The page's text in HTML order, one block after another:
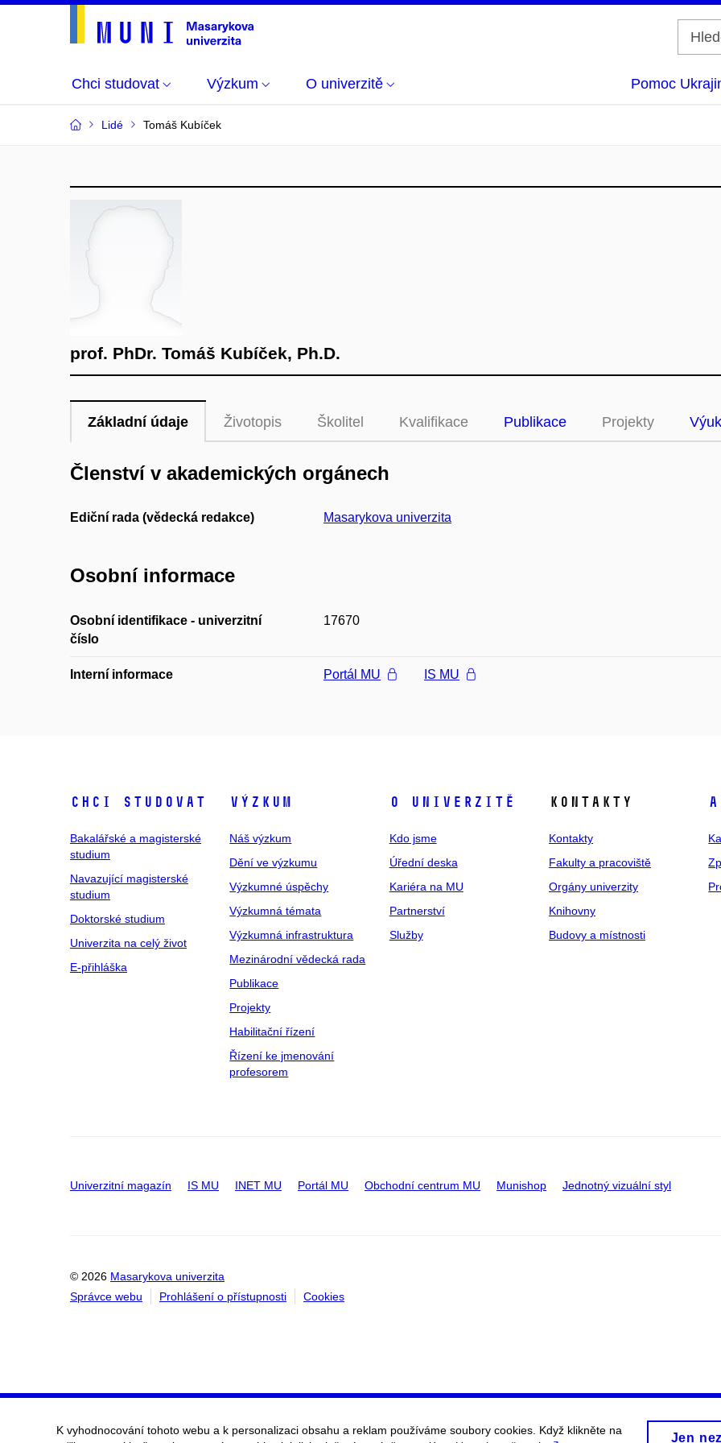
Chci studovat Výzkum O univerzitě Pomoc
Lidé Tomáš Kubíček
prof. PhDr. Tomáš Kubíček, Ph.D.
Základní údaje Životopis Školitel Kvalifikace Publikace Projekty
Členství v akademických orgánech
Ediční rada (vědecká redakce) Masarykova univerzita
Osobní informace
Osobní identifikace - univerzitní
číslo
17670
Interní informace Portál MU IS MU
Chci studovat
Bakalářské a magisterské
studium
Navazující magisterské
studium
Doktorské studium
Univerzita na celý život
E-přihláška
Výzkum
Náš výzkum
Dění ve výzkumu
Výzkumné úspěchy
Výzkumná témata
Výzkumná infrastruktura
Mezinárodní vědecká rada
Publikace
Projekty
Habilitační řízení
Řízení ke jmenování
profesorem
O univerzitě
Kdo jsme
Úřední deska
Kariéra na MU
Partnerství
Služby
Kontakty
Kontakty
Fakulty a pracoviště
Orgány univerzity
Knihovny
Budovy a místnosti
Univerzitní magazín IS MU INET MU Portál MU Obchodní centrum MU Munishop Jednotný vizuální styl
© 2026 Masarykova univerzita
Správce webu
Prohlášení o přístupnosti Cookies
K vyhodnocování tohoto webu a k personalizaci obsahu a reklam používáme soubory cookies. Když klikněte na
Jen